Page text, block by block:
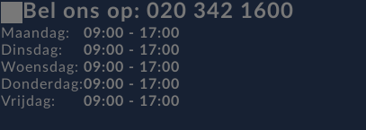
Bel ons op: 020 342 1600
Maandag:
Dinsdag:
Woensdag:
Donderdag:
Vrijdag:
09:00 - 17:00
09:00 - 17:00
09:00 - 17:00
09:00 - 17:00
09:00 - 17:00